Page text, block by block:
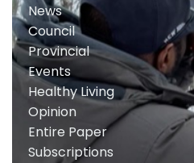
News
Council
Provincial
Events
Healthy Living
Opinion
Entire Paper
Subscriptions